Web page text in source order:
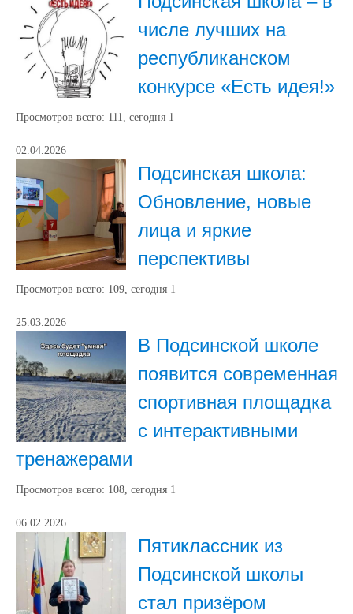
числе лучших на
республиканском
конкурсе «Есть идея!»
Просмотров всего: 111, сегодня 1
02.04.2026
Подсинская школа:
Обновление, новые
лица и яркие
перспективы
Просмотров всего: 109, сегодня 1
25.03.2026
В Подсинской школе
появится современная
спортивная площадка
с интерактивными
тренажерами
Просмотров всего: 108, сегодня 1
06.02.2026
Пятиклассник из
Подсинской школы
стал призёром